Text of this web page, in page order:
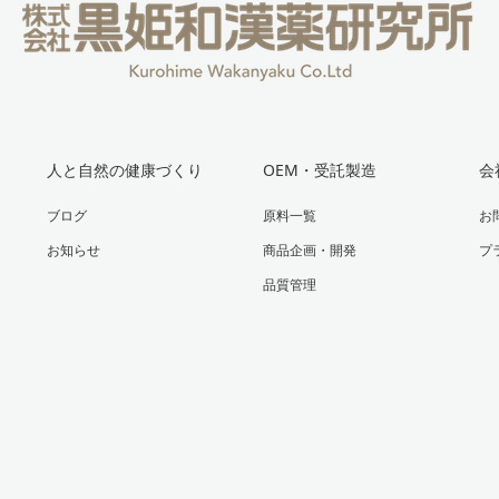
人と自然の健康づくり
ブログ
お知らせ
OEM・受託製造
原料一覧
商品企画・開発
品質管理
会
お
プ